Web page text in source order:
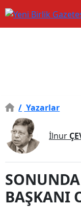
/ Yazarlar
İlnur
BAŞKANI